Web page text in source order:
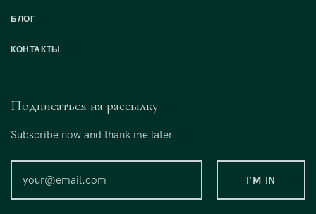
БЛОГ
КОНТАКТЫ
Подписаться на рассылку
Subscribe now and thank me later